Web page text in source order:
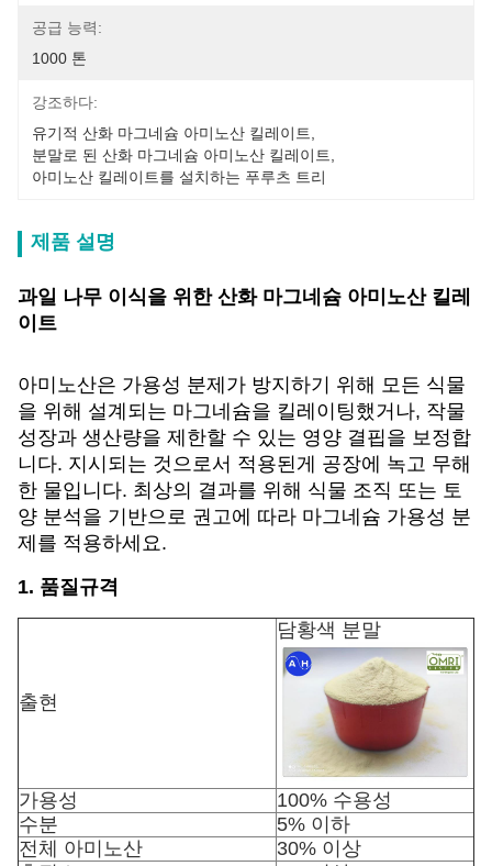
공급 능력:
1000 톤
강조하다:
유기적 산화 마그네슘 아미노산 킬레이트
분말로 된 산화 마그네슘 아미노산 킬레이트
아미노산 킬레이트를 설치하는 푸루츠 트리
제품 설명
과일 나무 이식을 위한 산화 마그네슘 아미노산 킬레
이트
아미노산은 가용성 분제가 방지하기 위해 모든 식물
을 위해 설계되는 마그네슘을 킬레이팅했거나, 작물
성장과 생산량을 제한할 수 있는 영양 결핍을 보정합
니다. 지시되는 것으로서 적용된게 공장에 녹고 무해
한 물입니다. 최상의 결과를 위해 식물 조직 또는 토
양 분석을 기반으로 권고에 따라 마그네슘 가용성 분
제를 적용하세요.
1. 품질규격
출현
담황색 분말
가용성
100% 수용성
수분
5% 이하
전체 아미노산
30% 이상